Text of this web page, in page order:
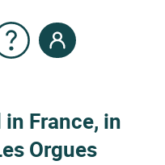
France, in
Orgues